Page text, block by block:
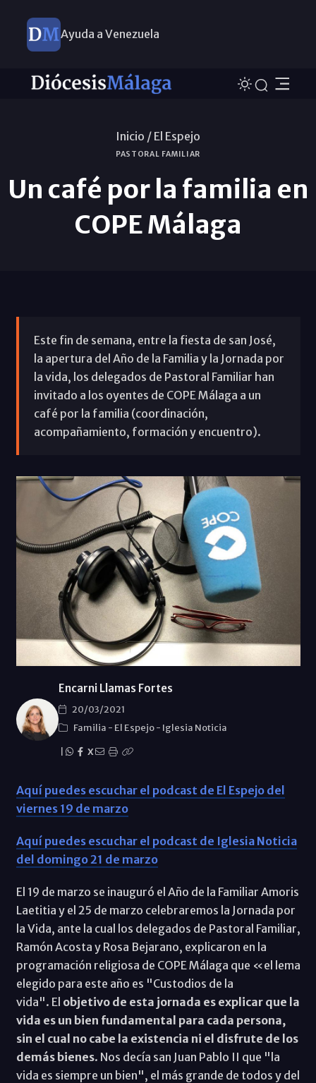
Ayuda a Venezuela
Inicio / El Espejo
PASTORAL FAMILIAR
Un café por la familia en
COPE Málaga
Este fin de semana, entre la fiesta de san José,
la apertura del Año de la Familia y la Jornada por
la vida, los delegados de Pastoral Familiar han
invitado a los oyentes de COPE Málaga a un
café por la familia (coordinación,
acompañamiento, formación y encuentro).
Encarni Llamas Fortes
20/03/2021
Familia - El Espejo- Iglesia Noticia
X
Aquí puedes escuchar el podcast de El Espejo del
viernes 19 de marzo
Aquí puedes escuchar el podcast de Iglesia Noticia
del domingo 21 de marzo
El 19 de marzo se inauguró el Año de la Familiar Amoris
Laetitia y el 25 de marzo celebraremos la Jornada por
la Vida, ante la cual los delegados de Pastoral Familiar,
Ramón Acosta y Rosa Bejarano, explicaron en la
programación religiosa de COPE Málaga que «el lema
elegido para este año es "Custodios de la
vida". El objetivo de esta jornada es explicar que la
vida es un bien fundamental para cada persona,
sin el cual no cabe la existencia ni el disfrute de los
demás bienes. Nos decía san Juan Pablo II que "la
vida es siempre un bien", el más grande de todos y del